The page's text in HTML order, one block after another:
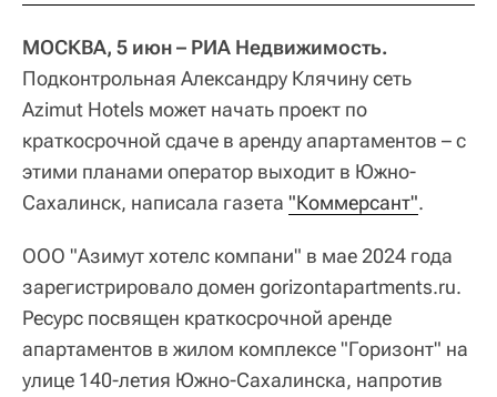
МОСКВА, 5 июн – РИА Недвижимость.
Подконтрольная Александру Клячину сеть
Azimut Hotels может начать проект по
краткосрочной сдаче в аренду апартаментов – с
этими планами оператор выходит в Южно-
Сахалинск, написала газета "Коммерсант".
ООО "Азимут хотелс компани" в мае 2024 года
зарегистрировало домен gorizontapartments.ru.
Ресурс посвящен краткосрочной аренде
апартаментов в жилом комплексе "Горизонт" на
улице 140-летия Южно-Сахалинска, напротив